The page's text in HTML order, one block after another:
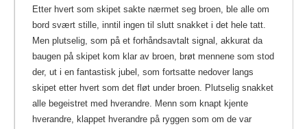
Etter hvert som skipet sakte nærmet seg broen, ble alle om
bord svært stille, inntil ingen til slutt snakket i det hele tatt.
Men plutselig, som på et forhåndsavtalt signal, akkurat da
baugen på skipet kom klar av broen, brøt mennene som stod
der, ut i en fantastisk jubel, som fortsatte nedover langs
skipet etter hvert som det fløt under broen. Plutselig snakket
alle begeistret med hverandre. Menn som knapt kjente
hverandre, klappet hverandre på ryggen som om de var